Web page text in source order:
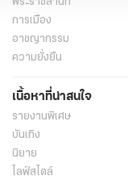
การเมือง
อาชญากรรม
ความยั่งยืน
เนื้อหาที่น่าสนใจ
รายงานพิเศษ
บันเทิง
นิยาย
ไลฟ์สไตล์